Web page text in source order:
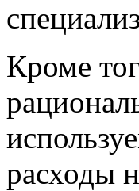
Кроме
расходы